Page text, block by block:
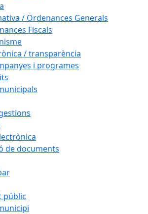
/ Ordenances Generals
Fiscals
/ transparència
i programes
de documents
públic